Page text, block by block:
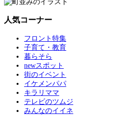
人気コーナー
フロント特集
子育て・教育
暮らそら
newスポット
街のイベント
イケメンパパ
キラリママ
テレビのツムジ
みんなのイイネ